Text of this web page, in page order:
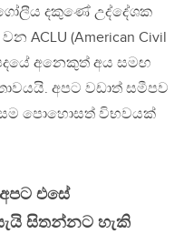
දකුණේ උද්දේශක
(American Civil
අනෙකුත් අය සමඟ
අපට වඩාත් සමීපව
පොහොසත් විභවයක්
එසේ
සිතන්නට හැකි